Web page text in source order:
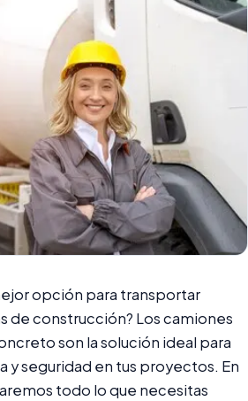
opción para transportar
de construcción? Los camiones
son la solución ideal para
y seguridad en tus proyectos. En
todo lo que necesitas